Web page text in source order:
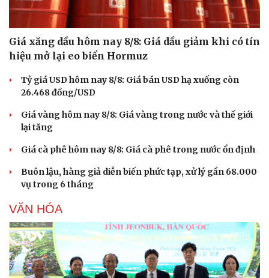
Cải chính
Giá xăng dầu hôm nay 8/8: Giá dầu giảm khi có tín
hiệu mở lại eo biển Hormuz
Tỷ giá USD hôm nay 8/8: Giá bán USD hạ xuống còn
26.468 đồng/USD
Giá vàng hôm nay 8/8: Giá vàng trong nước và thế giới
lại tăng
Giá cà phê hôm nay 8/8: Giá cà phê trong nước ổn định
Buôn lậu, hàng giả diễn biến phức tạp, xử lý gần 68.000
vụ trong 6 tháng
VĂN HÓA